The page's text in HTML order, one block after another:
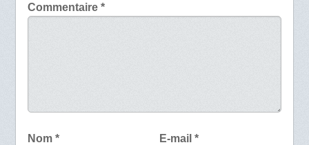
Commentaire *
Nom * E-mail*